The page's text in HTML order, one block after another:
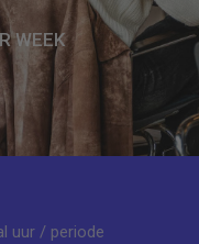
WEEK
uur / periode